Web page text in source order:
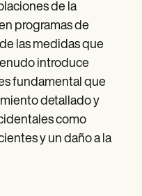
de la
programas de
las medidas que
introduce
fundamental que
detallado y
como
y un daño a la